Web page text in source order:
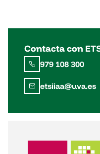
Contacta con
979 108 300
etsiiaa@uva.es